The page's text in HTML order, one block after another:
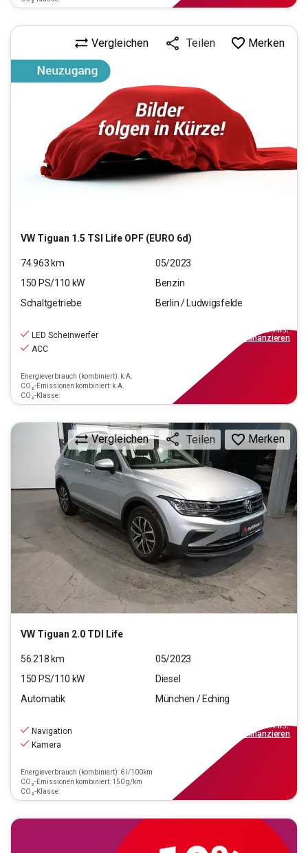
VW Tiguan 1.5 TSI Life OPF (EURO 6d)
Vergleichen Teilen Merken
74.963 km
05/2023
150 PS/110 kW
Benzin
Schaltgetriebe
Berlin / Ludwigsfelde
LED Scheinwerfer
ACC
Energieverbrauch (kombiniert): k.A.
CO₂-Emissionen kombiniert: k.A.
CO₂-Klasse:
inkl.MwSt.
finanzieren
VW Tiguan 2.0 TDI Life
Vergleichen Teilen Merken
56.218 km
05/2023
150 PS/110 kW
Diesel
Automatik
München / Eching
Navigation
Kamera
Energieverbrauch (kombiniert): 6 l/100km
CO₂-Emissionen kombiniert: 150 g/km
CO₂-Klasse:
inkl.MwSt.
finanzieren